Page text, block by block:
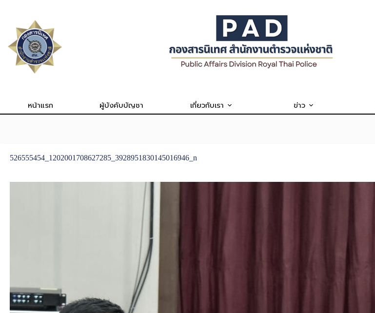
content
หน้าแรก ผู้บังคับบัญชา เกี่ยวกับเรา ข่าว
526555454_1202001708627285_3928951830145016946_n